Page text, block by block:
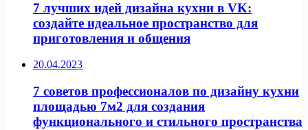
7 лучших идей дизайна кухни в VK:
создайте идеальное пространство для
приготовления и общения
20.04.2023
7 советов профессионалов по дизайну кухни
площадью 7м2 для создания
функционального и стильного пространства